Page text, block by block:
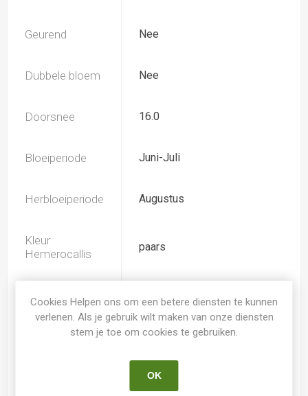
Geurend Nee
Dubbele bloem Nee
Doorsnee 16.0
Bloeiperiode Juni-Juli
Herbloeiperiode Augustus
Kleur
Hemerocallis
paars
Spider
Bladhoudend
Hemerocallis
Cookies Helpen ons om een betere diensten te kunnen
verlenen. Als je gebruik wilt maken van onze diensten
stem je toe om cookies te gebruiken.
OK